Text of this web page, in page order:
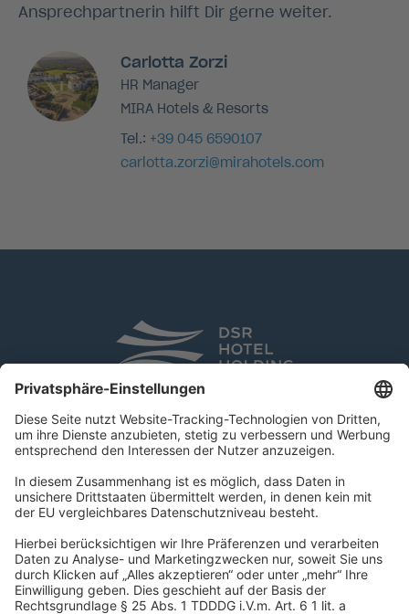
Ansprechpartnerin hilft Dir gerne weiter.
Carlotta Zorzi
HR Manager
MIRA Hotels & Resorts
Tel.: +39 045 6590107
carlotta.zorzi@mirahotels.com
DSR Hotel Holding GmbH
Am Kaiserkai 69
D-20457 Hamburg
Fax: +49 40 300 322 109
kontakt@dsr-hotelholding.de